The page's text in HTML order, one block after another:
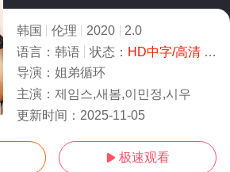
韩国 伦理 2020
2.0
语言： 韩语 状态： HD中字/高清- 免费在线播放
导演： 姐弟循环
主演： 제임스,새봄,이민정,시우
更新时间： 2025-11-05
 极速观看